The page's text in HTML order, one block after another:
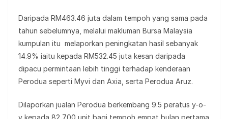
Daripada RM463.46 juta dalam tempoh yang sama pada
tahun sebelumnya, melalui makluman Bursa Malaysia
kumpulan itu melaporkan peningkatan hasil sebanyak
14.9% iaitu kepada RM532.45 juta kesan daripada
dipacu permintaan lebih tinggi terhadap kenderaan
Perodua seperti Myvi dan Axia, serta Perodua Aruz.
Dilaporkan jualan Perodua berkembang 9.5 peratus y-o-